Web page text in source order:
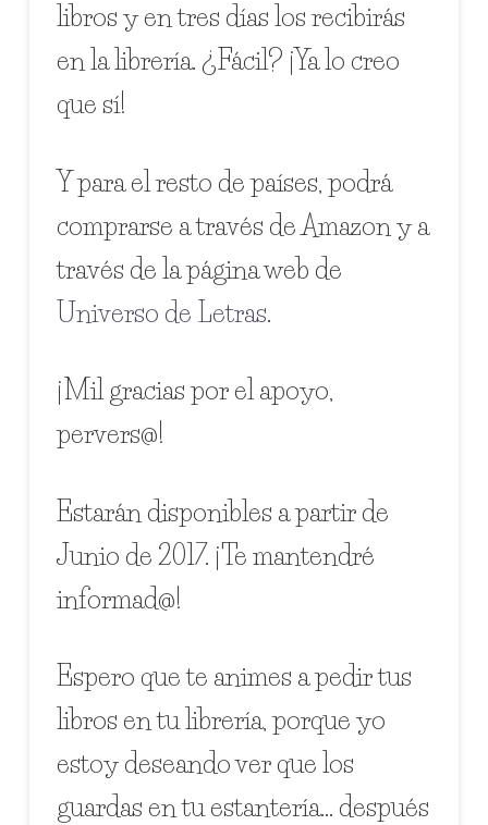
libros y en tres días los recibirás
en la librería. ¿Fácil? ¡Ya lo creo
que sí!
Y para el resto de países, podrá
comprarse a través de Amazon y a
través de la página web de
Universo de Letras.
¡Mil gracias por el apoyo,
pervers@!
Estarán disponibles a partir de
Junio de 2017. ¡Te mantendré
informad@!
Espero que te animes a pedir tus
libros en tu librería, porque yo
estoy deseando ver que los
guardas en tu estantería… después